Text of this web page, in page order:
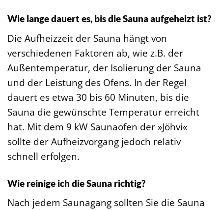
Wie lange dauert es, bis die Sauna aufgeheizt ist?
Die Aufheizzeit der Sauna hängt von
verschiedenen Faktoren ab, wie z.B. der
Außentemperatur, der Isolierung der Sauna
und der Leistung des Ofens. In der Regel
dauert es etwa 30 bis 60 Minuten, bis die
Sauna die gewünschte Temperatur erreicht
hat. Mit dem 9 kW Saunaofen der »Jöhvi«
sollte der Aufheizvorgang jedoch relativ
schnell erfolgen.
Wie reinige ich die Sauna richtig?
Nach jedem Saunagang sollten Sie die Sauna